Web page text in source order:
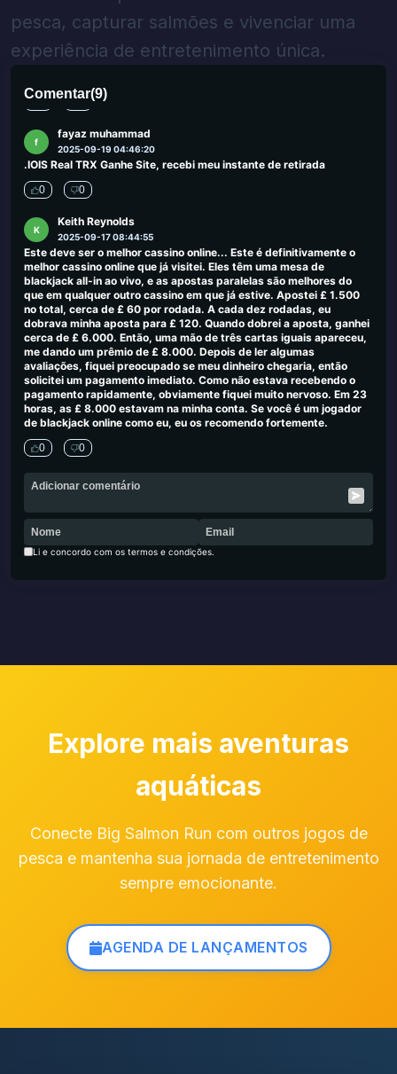
pesca, capturar salmões e vivenciar uma
experiência de entretenimento única.
Comentar(9)
uma extensa seleção de jogos, interface amigável e atendimento
ao cliente confiável, oferece uma experiência de jogo agradável e
segura. Se você deseja tentar sua sorte com um bônus sem
depósito, não perca essa oportunidade. Digite o código
promocional VIPSLOT durante o registro e aproveite seus giros
0 0
f
fayaz muhammad
2025-09-19 04:46:20
.IOIS Real TRX Ganhe Site, recebi meu instante de retirada
0 0
K
Keith Reynolds
2025-09-17 08:44:55
Este deve ser o melhor cassino online... Este é definitivamente o
melhor cassino online que já visitei. Eles têm uma mesa de
blackjack all-in ao vivo, e as apostas paralelas são melhores do
que em qualquer outro cassino em que já estive. Apostei £ 1.500
no total, cerca de £ 60 por rodada. A cada dez rodadas, eu
dobrava minha aposta para £ 120. Quando dobrei a aposta, ganhei
cerca de £ 6.000. Então, uma mão de três cartas iguais apareceu,
me dando um prêmio de £ 8.000. Depois de ler algumas
avaliações, fiquei preocupado se meu dinheiro chegaria, então
solicitei um pagamento imediato. Como não estava recebendo o
pagamento rapidamente, obviamente fiquei muito nervoso. Em 23
horas, as £ 8.000 estavam na minha conta. Se você é um jogador
de blackjack online como eu, eu os recomendo fortemente.
0 0
Li e concordo com os termos e condições.
Explore mais aventuras
aquáticas
Conecte Big Salmon Run com outros jogos de
pesca e mantenha sua jornada de entretenimento
sempre emocionante.
AGENDA DE LANÇAMENTOS